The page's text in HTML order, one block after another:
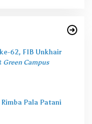
62, FIB Unkhair
Green Campus
Pala Patani